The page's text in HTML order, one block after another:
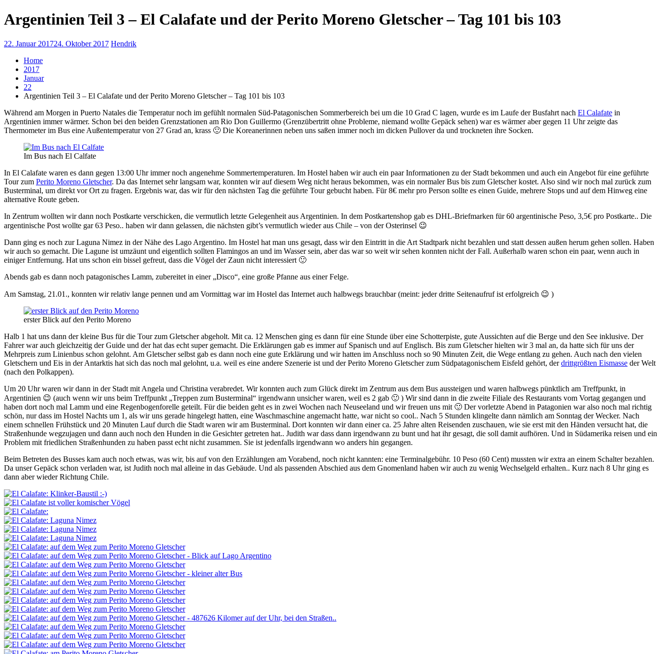
Argentinien Teil 3 – El Calafate und der Perito Moreno Gletscher – Tag 101 bis 103
22. Januar 201724. Oktober 2017 Hendrik
Home
2017
Januar
22
Argentinien Teil 3 – El Calafate und der Perito Moreno Gletscher – Tag 101 bis 103
Während am Morgen in Puerto Natales die Temperatur noch im gefühlt normalen Süd-Patagonischen Sommerbereich bei um die 10 Grad C lagen, wurde es im Laufe der Busfahrt nach El Calafate in
Argentinien immer wärmer. Schon bei den beiden Grenzstationen am Rio Don Guillermo (Grenzübertritt ohne Probleme, niemand wollte Gepäck sehen) war es wärmer aber gegen 11 Uhr zeigte das
Thermometer im Bus eine Außentemperatur von 27 Grad an, krass 🙂 Die Koreanerinnen neben uns saßen immer noch im dicken Pullover da und trockneten ihre Socken.
Im Bus nach El Calfate
In El Calafate waren es dann gegen 13:00 Uhr immer noch angenehme Sommertemperaturen. Im Hostel haben wir auch ein paar Informationen zu der Stadt bekommen und auch ein Angebot für eine geführte
Tour zum Perito Moreno Gletscher. Da das Internet sehr langsam war, konnten wir auf diesem Weg nicht heraus bekommen, was ein normaler Bus bis zum Gletscher kostet. Also sind wir noch mal zurück zum
Busterminal, um direkt vor Ort zu fragen. Ergebnis war, das wir für den nächsten Tag die geführte Tour gebucht haben. Für 8€ mehr pro Person sollte es einen Guide, mehrere Stops und auf dem Hinweg eine
alternative Route geben.
In Zentrum wollten wir dann noch Postkarte verschicken, die vermutlich letzte Gelegenheit aus Argentinien. In dem Postkartenshop gab es DHL-Briefmarken für 60 argentinische Peso, 3,5€ pro Postkarte.. Die
argentinische Post wollte gar 63 Peso.. haben wir dann gelassen, die nächsten gibt’s vermutlich wieder aus Chile – von der Osterinsel 😉
Dann ging es noch zur Laguna Nimez in der Nähe des Lago Argentino. Im Hostel hat man uns gesagt, dass wir den Eintritt in die Art Stadtpark nicht bezahlen und statt dessen außen herum gehen sollen. Haben
wir auch so gemacht. Die Lagune ist umzäunt und eigentlich sollten Flamingos an und im Wasser sein, aber das war so weit wir sehen konnten nicht der Fall. Außerhalb waren schon ein paar, wenn auch in
einiger Entfernung. Hat uns schon ein bissel gefreut, dass die Vögel der Zaun nicht interessiert 🙂
Abends gab es dann noch patagonisches Lamm, zubereitet in einer „Disco“, eine große Pfanne aus einer Felge.
Am Samstag, 21.01., konnten wir relativ lange pennen und am Vormittag war im Hostel das Internet auch halbwegs brauchbar (meint: jeder dritte Seitenaufruf ist erfolgreich 😉 )
erster Blick auf den Perito Moreno
Halb 1 hat uns dann der kleine Bus für die Tour zum Gletscher abgeholt. Mit ca. 12 Menschen ging es dann für eine Stunde über eine Schotterpiste, gute Aussichten auf die Berge und den See inklusive. Der
Fahrer war auch gleichzeitig der Guide und der hat das echt super gemacht. Die Erklärungen gab es immer auf Spanisch und auf Englisch. Bis zum Gletscher hielten wir 3 mal an, da hatte sich für uns der
Mehrpreis zum Linienbus schon gelohnt. Am Gletscher selbst gab es dann noch eine gute Erklärung und wir hatten im Anschluss noch so 90 Minuten Zeit, die Wege entlang zu gehen. Auch nach den vielen
Gletschern und Eis in der Antarktis hat sich das noch mal gelohnt, u.a. weil es eine andere Szenerie ist und der Perito Moreno Gletscher zum Südpatagonischem Eisfeld gehört, derdrittgrößten Eismasse der Welt
(nach den Polkappen).
Um 20 Uhr waren wir dann in der Stadt mit Angela und Christina verabredet. Wir konnten auch zum Glück direkt im Zentrum aus dem Bus aussteigen und waren halbwegs pünktlich am Treffpunkt, in
Argentinien 😉 (auch wenn wir uns beim Treffpunkt „Treppen zum Busterminal“ irgendwann unsicher waren, weil es 2 gab 🙂 ) Wir sind dann in die zweite Filiale des Restaurants vom Vortag gegangen und
haben dort noch mal Lamm und eine Regenbogenforelle geteilt. Für die beiden geht es in zwei Wochen nach Neuseeland und wir freuen uns mit 🙂 Der vorletzte Abend in Patagonien war also noch mal richtig
schön, nur dass im Hostel Nachts um 1, als wir uns gerade hingelegt hatten, eine Waschmaschine angemacht hatte, war nicht so cool.. Nach 5 Stunden klingelte dann nämlich am Sonntag der Wecker. Nach
einem schnellen Frühstück und 20 Minuten Lauf durch die Stadt waren wir am Busterminal. Dort konnten wir dann einer ca. 25 Jahre alten Reisenden zuschauen, wie sie erst mit den Händen versucht hat, die
Straßenhunde wegzujagen und dann auch noch den Hunden in die Gesichter getreten hat.. Judith war dass dann irgendwann zu bunt und hat ihr gesagt, die soll damit aufhören. Und in Südamerika reisen und ein
Problem mit friedlichen Straßenhunden zu haben passt echt nicht zusammen. Sie ist jedenfalls irgendwann wo anders hin gegangen.
Beim Betreten des Busses kam auch noch etwas, was wir, bis auf von den Erzählungen am Vorabend, noch nicht kannten: eine Terminalgebühr. 10 Peso (60 Cent) mussten wir extra an einem Schalter bezahlen.
Da unser Gepäck schon verladen war, ist Judith noch mal alleine in das Gebäude. Und als passenden Abschied aus dem Gnomenland haben wir auch zu wenig Wechselgeld erhalten.. Kurz nach 8 Uhr ging es
dann aber wieder Richtung Chile.